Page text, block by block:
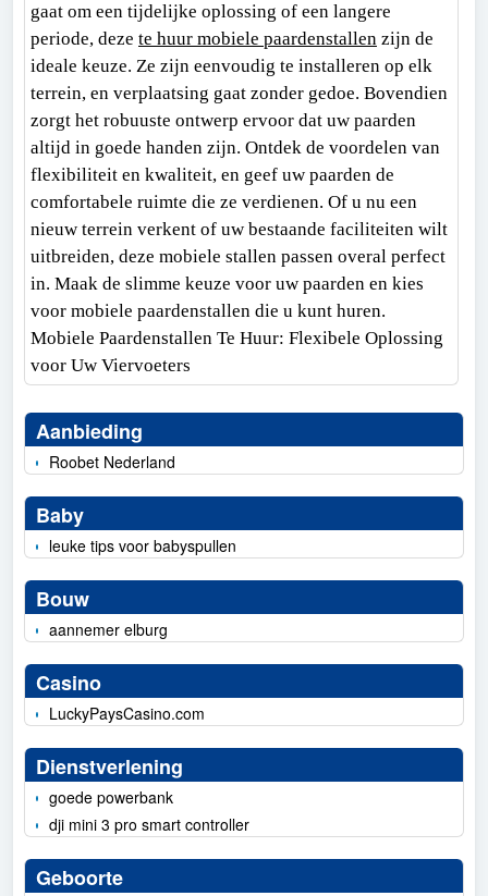
gaat om een tijdelijke oplossing of een langere
periode, deze te huur mobiele paardenstallen zijn de
ideale keuze. Ze zijn eenvoudig te installeren op elk
terrein, en verplaatsing gaat zonder gedoe. Bovendien
zorgt het robuuste ontwerp ervoor dat uw paarden
altijd in goede handen zijn. Ontdek de voordelen van
flexibiliteit en kwaliteit, en geef uw paarden de
comfortabele ruimte die ze verdienen. Of u nu een
nieuw terrein verkent of uw bestaande faciliteiten wilt
uitbreiden, deze mobiele stallen passen overal perfect
in. Maak de slimme keuze voor uw paarden en kies
voor mobiele paardenstallen die u kunt huren.
Mobiele Paardenstallen Te Huur: Flexibele Oplossing
voor Uw Viervoeters
Aanbieding
Roobet Nederland
Baby
leuke tips voor babyspullen
Bouw
aannemer elburg
Casino
LuckyPaysCasino.com
Dienstverlening
goede powerbank
dji mini 3 pro smart controller
Geboorte